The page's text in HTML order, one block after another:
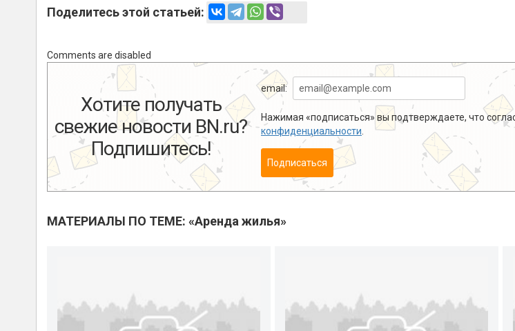
Поделитесь этой статьей:
Comments are disabled
Хотите получать
свежие новости BN.ru?
Подпишитесь!
email:
Нажимая «подписаться» вы подтверждаете, что
конфиденциальности
Подписаться
МАТЕРИАЛЫ ПО ТЕМЕ: «Аренда жилья»